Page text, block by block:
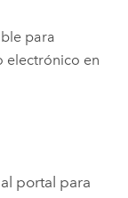
para
electrónico en
al portal para